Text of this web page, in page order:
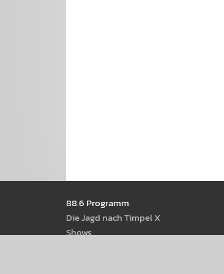
Seitennavigation
88.6 Pro­gramm
Die Jagd nach Timpel X
Shows